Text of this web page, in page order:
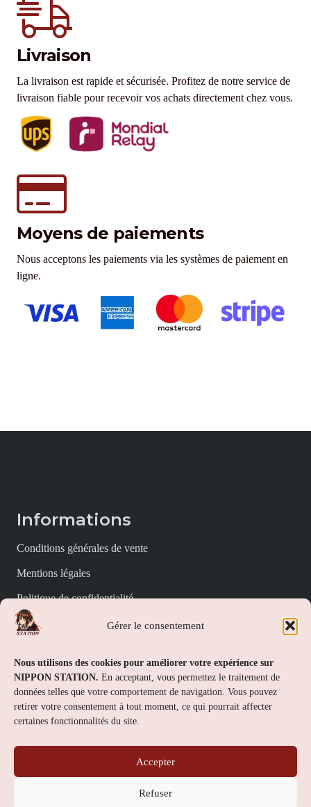
Gérer le consentement
Nous utilisons des cookies pour améliorer votre expérience sur
NIPPON STATION. En acceptant, vous permettez le traitement de
données telles que votre comportement de navigation. Vous pouvez
retirer votre consentement à tout moment, ce qui pourrait affecter
certaines fonctionnalités du site.
Accepter
Refuser
Livraison
La livraison est rapide et sécurisée. Profitez de notre service de
livraison fiable pour recevoir vos achats directement chez vous.
Moyens de paiements
Nous acceptons les paiements via les systèmes de paiement en
ligne.
Informations
Conditions générales de vente
Mentions légales
Politique de confidentialité
Politique de cookies (UE)
Nippon Station
À propos
FAQs
Contact